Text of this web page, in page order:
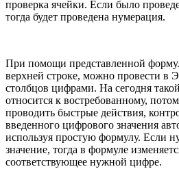
проверка ячейки. Если было
тогда будет проведена нумерация.
При помощи представленной
верхней строке, можно провести в
столбцов цифрами. На сегодня
относится к востребованному,
проводить быстрые действия,
введенного цифрового значения
используя простую формулу. Если
значение, тогда в формуле
соответствующее нужной цифре.